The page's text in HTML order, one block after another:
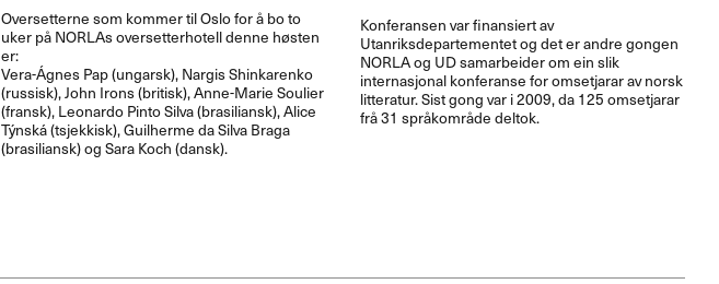
Oversetterne som kommer til Oslo for å bo to
uker på NORLAs oversetterhotell denne høsten
er:
Vera-Ágnes Pap (ungarsk), Nargis Shinkarenko
(russisk), John Irons (britisk), Anne-Marie Soulier
(fransk), Leonardo Pinto Silva (brasiliansk), Alice
Týnská (tsjekkisk), Guilherme da Silva Braga
(brasiliansk) og Sara Koch (dansk).
Konferansen var finansiert av
Utanriksdepartementet og det er andre gongen
NORLAog UD samarbeider om ein slik
internasjonal konferanse for omsetjarar av norsk
litteratur. Sist gong var i 2009, da 125 omsetjarar
frå 31 språkområde deltok.